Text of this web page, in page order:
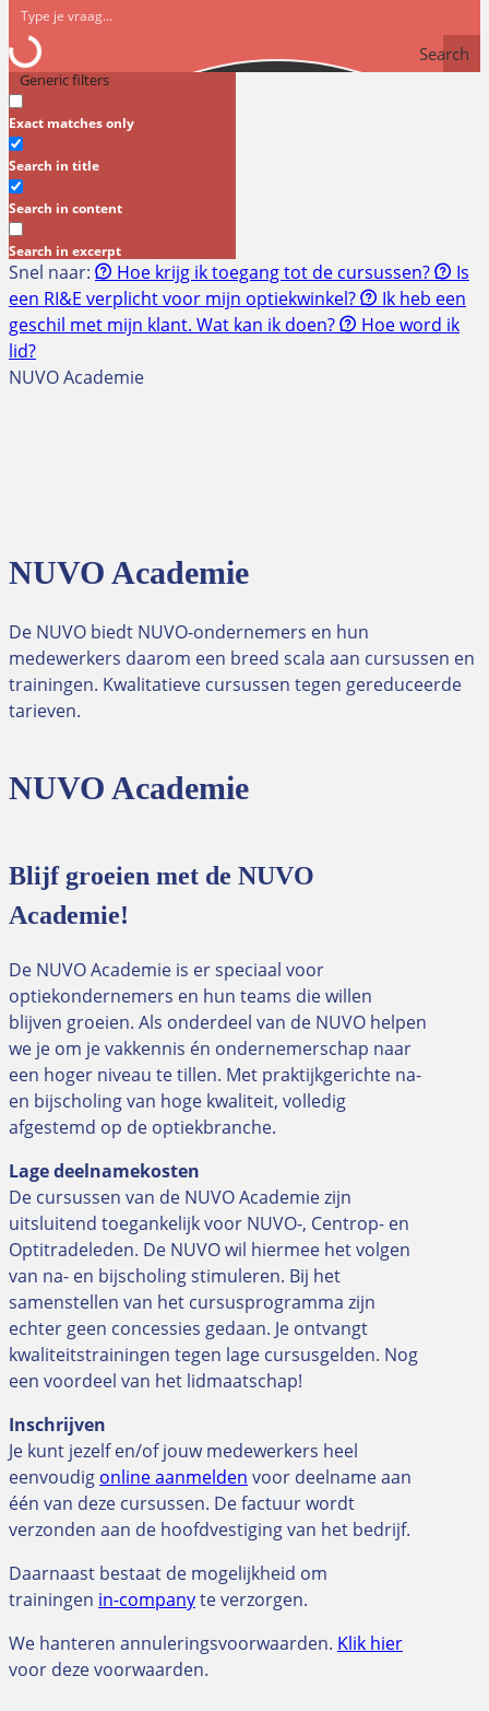
Search
Generic filters
Exact matches only
Search in title
Search in content
Search in excerpt
Snel naar: Hoe krijg ik toegang tot de cursussen?
Is
een RI&E verplicht voor mijn optiekwinkel?
Ik heb een
geschil met mijn klant. Wat kan ik doen?
Hoe word ik
lid?
NUVO Academie
NUVO Academie
De NUVO biedt NUVO-ondernemers en hun
medewerkers daarom een breed scala aan cursussen en
trainingen. Kwalitatieve cursussen tegen gereduceerde
tarieven.
NUVO Academie
Blijf groeien met de NUVO
Academie!
De NUVO Academie is er speciaal voor
optiekondernemers en hun teams die willen
blijven groeien. Als onderdeel van de NUVO helpen
we je om je vakkennis én ondernemerschap naar
een hoger niveau te tillen. Met praktijkgerichte na-
en bijscholing van hoge kwaliteit, volledig
afgestemd op de optiekbranche.
Lage deelnamekosten
De cursussen van de NUVO Academie zijn
uitsluitend toegankelijk voor NUVO-, Centrop- en
Optitradeleden. De NUVO wil hiermee het volgen
van na- en bijscholing stimuleren. Bij het
samenstellen van het cursusprogramma zijn
echter geen concessies gedaan. Je ontvangt
kwaliteitstrainingen tegen lage cursusgelden. Nog
een voordeel van het lidmaatschap!
Inschrijven
Je kunt jezelf en/of jouw medewerkers heel
eenvoudig online aanmelden voor deelname aan
één van deze cursussen. De factuur wordt
verzonden aan de hoofdvestiging van het bedrijf.
Daarnaast bestaat de mogelijkheid om
trainingen in-companyte verzorgen.
We hanteren annuleringsvoorwaarden. Klik hier
voor deze voorwaarden.